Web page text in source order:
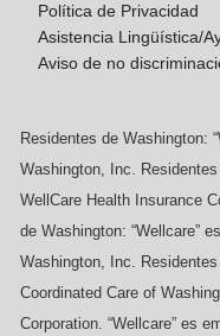
Política de Privacidad
Asistencia Lingüística/
Aviso de no
Residentes de Washington:
Washington, Inc.
WellCare Health Insurance
de Washington: “Wellcare”
Washington, Inc.
Coordinated Care of
Corporation. “Wellcare” es